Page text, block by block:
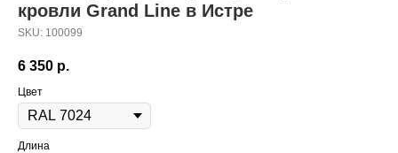
кровли Grand Line в Истре
SKU: 100099
6 350 р.
Цвет
Длина